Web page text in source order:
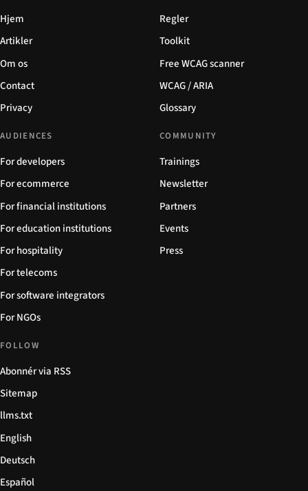
Hjem
Artikler
Om os
Contact
Privacy
Regler
Toolkit
Free WCAG scanner
WCAG / ARIA
Glossary
AUDIENCES
For developers
For ecommerce
For financial institutions
For education institutions
For hospitality
For telecoms
For software integrators
For NGOs
COMMUNITY
Trainings
Newsletter
Partners
Events
Press
FOLLOW
Abonnér via RSS
Sitemap
llms.txt
English
Deutsch
Español